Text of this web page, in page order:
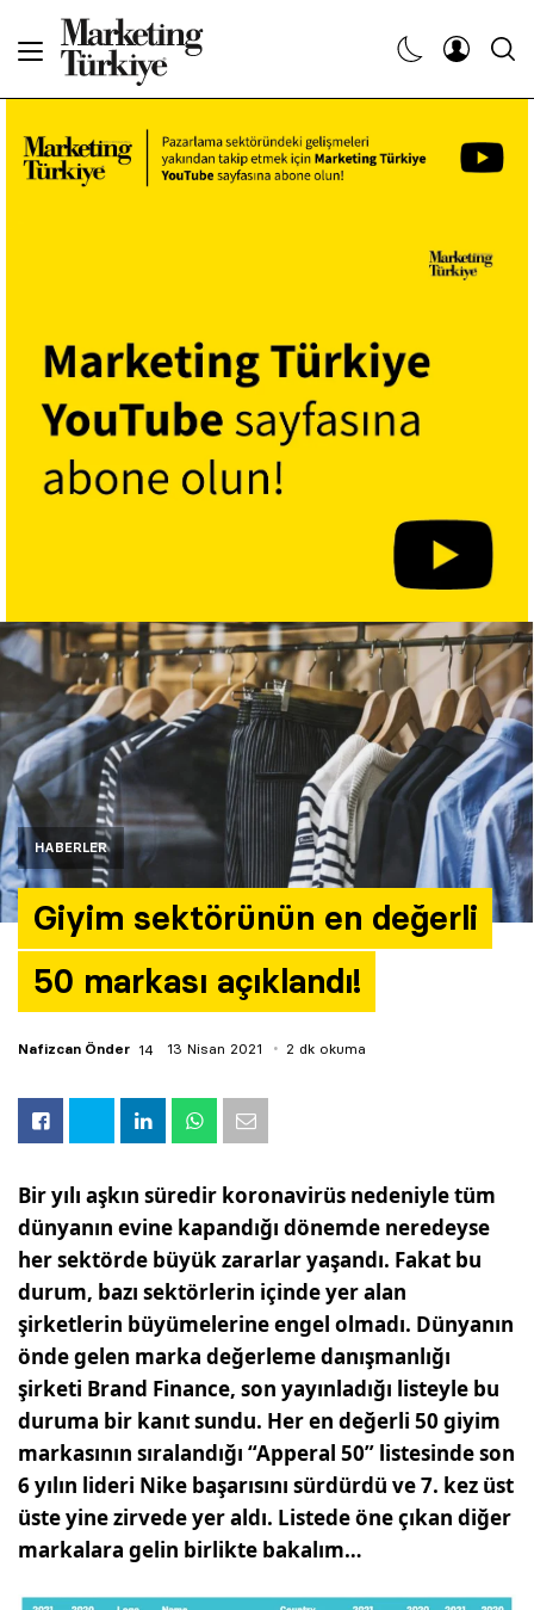
HABERLER
Giyim sektörünün en değerli
50 markası açıklandı!
Nafizcan Önder 13 Nisan 2021 2 dk okuma
Bir yılı aşkın süredir koronavirüs nedeniyle tüm
dünyanın evine kapandığı dönemde neredeyse
her sektörde büyük zararlar yaşandı. Fakat bu
durum, bazı sektörlerin içinde yer alan
şirketlerin büyümelerine engel olmadı. Dünyanın
önde gelen marka değerleme danışmanlığı
şirketi Brand Finance, son yayınladığı listeyle bu
duruma bir kanıt sundu. Her en değerli 50 giyim
markasının sıralandığı “Apperal 50” listesinde son
6 yılın lideri Nike başarısını sürdürdü ve 7. kez üst
üste yine zirvede yer aldı. Listede öne çıkan diğer
markalara gelin birlikte bakalım…
Haberler
Etkinlikler
Söyleşiler
Kariyer
Araştırma